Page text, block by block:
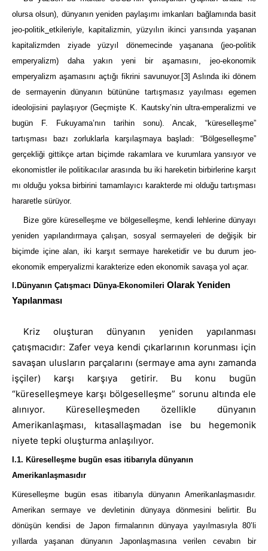
olursa olsun), dünyanın yeniden paylaşımı imkanları bağlamında basit
jeo-politik etkileriyle, kapitalizmin, yüzyılın ikinci yarısında yaşanan
kapitalizmden ziyade yüzyıl dönemecinde yaşanana (jeo-politik
emperyalizm) daha yakın yeni bir aşamasını, jeo-ekonomik
emperyalizm aşamasını açtığı fikrini savunuyor. [3] Aslında iki dönem
de sermayenin dünyanın bütününe tartışmasız yayılması egemen
ideolojisini paylaşıyor (Geçmişte K. Kautsky’nin ultra-emperalizmi ve
bugün F. Fukuyama’nın tarihin sonu). Ancak, “küreselleşme”
tartışması bazı zorluklarla karşılaşmaya başladı: “Bölgeselleşme”
gerçekliği gittikçe artan biçimde rakamlara ve kurumlara yansıyor ve
ekonomistler ile politikacılar arasında bu iki hareketin birbirlerine karşıt
mı olduğu yoksa birbirini tamamlayıcı karakterde mi olduğu tartışması
hararetle sürüyor.
Bize göre küreselleşme ve bölgeselleşme, kendi lehlerine dünyayı
yeniden yapılandırmaya çalışan, sosyal sermayeleri de değişik bir
biçimde içine alan, iki karşıt sermaye hareketidir ve bu durum jeo-
ekonomik emperyalizmi karakterize eden ekonomik savaşa yol açar.
I. Dünyanın Çatışmacı Dünya-Ekonomil eri Olarak Yeniden
Yapılanması
Kriz oluşturan dünyanın yeniden yapılanması
çatışmacıdır: Zafer veya kendi çıkarlarının korunması için
savaşan ulusların parçalarını (sermaye ama aynı zamanda
işçiler) karşı karşıya getirir. Bu konu bugün
“küreselleşmeye karşı bölgeselleşme” sorunu altında ele
alınıyor. Küreselleşmeden özellikle dünyanın
Amerikanlaşması, kıtasallaşmadan ise bu hegemonik
niyete tepki oluşturma anlaşılıyor.
I.1. Küreselleşme bugün esas itibarıyla dünyanın
Amerikanlaşmasıdır
Küreselleşme bugün esas itibarıyla dünyanın Amerikanlaşmasıdır.
Amerikan sermaye ve devletinin dünyaya dönmesini belirtir. Bu
dönüşün kendisi de Japon firmalarının dünyaya yayılmasıyla 80’li
yıllarda yaşanan dünyanın Japonlaşmasına verilen cevabın bir